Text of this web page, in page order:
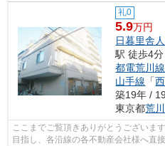
礼0
5.9万円
日暮里舎
駅 徒歩4分
都電荒川線
山手線 「
築19年 /
東京都荒
ここまでご覧頂きありがとうございま
目指し、各沿線の各不動産会社様へ直